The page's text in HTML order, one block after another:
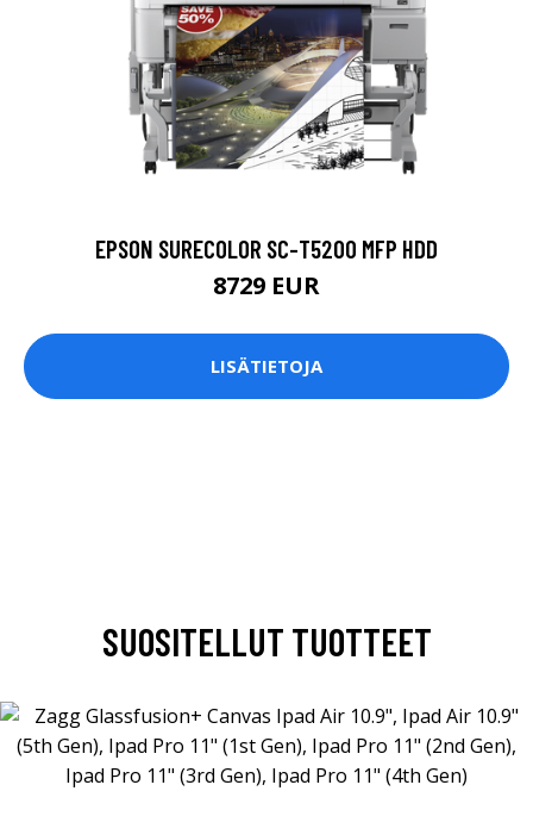
EPSON SURECOLOR SC-T5200 MFP HDD
8729 EUR
LISÄTIETOJA
SUOSITELLUT TUOTTEET